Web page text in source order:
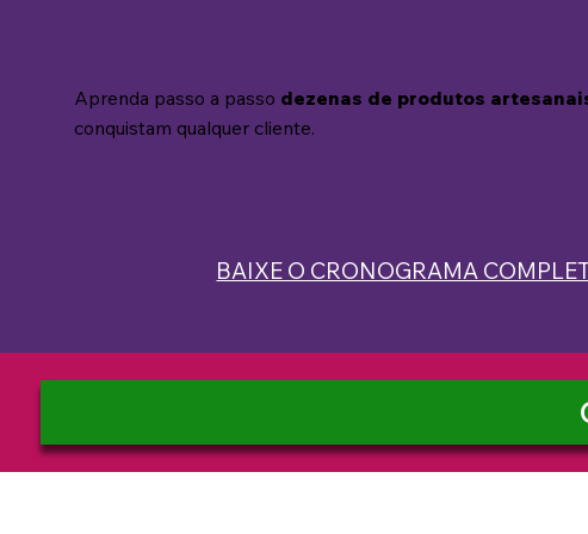
Aprenda passo a passo dezenas de produtos
conquistam qualquer cliente.
BAIXE O CRONOGRAMA